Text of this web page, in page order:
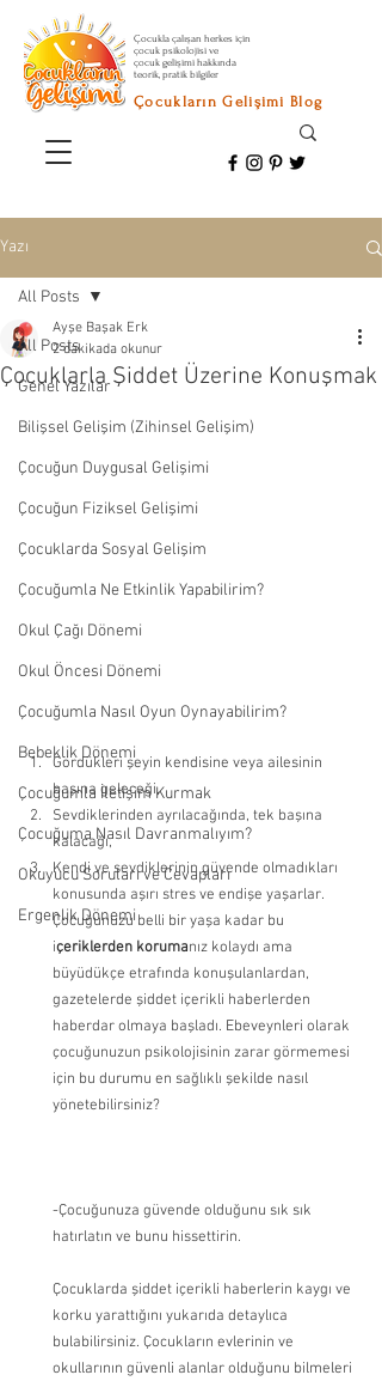
Çocukla çalışan herkes için
çocuk psikolojisi ve
çocuk gelişimi hakkında
teorik, pratik bilgiler
Çocukların Gelişimi Blog
Yazı
All Posts
Genel Yazılar
Bilişsel Gelişim (Zihinsel Gelişim)
Çocuğun Duygusal Gelişimi
Çocuğun Fiziksel Gelişimi
Çocuklarda Sosyal Gelişim
Çocuğumla Ne Etkinlik Yapabilirim?
Okul Çağı Dönemi
Okul Öncesi Dönemi
Çocuğumla Nasıl Oyun Oynayabilirim?
Bebeklik Dönemi
Çocuğumla İletişim Kurmak
Çocuğuma Nasıl Davranmalıyım?
Okuyucu Soruları ve Cevapları
Ergenlik Dönemi
All Posts
Çocuklarla Şiddet Üzerine Konuşmak
Ayşe Başak Erk
2 dakikada okunur
Gördükleri şeyin kendisine veya ailesinin
başına geleceği,
Sevdiklerinden ayrılacağında, tek başına
kalacağı,
Kendi ve sevdiklerinin güvende olmadıkları
konusunda aşırı stres ve endişe yaşarlar.
Çocuğunuzu belli bir yaşa kadar bu
içeriklerden korumanız kolaydı ama
büyüdükçe etrafında konuşulanlardan,
gazetelerde şiddet içerikli haberlerden
haberdar olmaya başladı. Ebeveynleri olarak
çocuğunuzun psikolojisinin zarar görmemesi
için bu durumu en sağlıklı şekilde nasıl
yönetebilirsiniz?
-Çocuğunuza güvende olduğunu sık sık
hatırlatın ve bunu hissettirin.
Çocuklarda şiddet içerikli haberlerin kaygı ve
korku yarattığını yukarıda detaylıca
bulabilirsiniz. Çocukların evlerinin ve
okullarının güvenli alanlar olduğunu bilmeleri